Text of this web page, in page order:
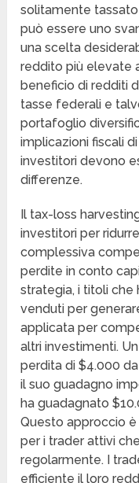
solitamente
può essere uno
una scelta
reddito più elevate
beneficio di redditi
tasse federali e
portafoglio
implicazioni fiscali
investitori devono
differenze.
Il tax-loss
investitori per
complessiva
perdite in conto
strategia, i titoli che
venduti per
applicata per
altri investimenti.
perdita di $4.000
il suo guadagno
ha guadagnato
Questo approccio
per i trader attivi
regolarmente. I
efficiente il loro